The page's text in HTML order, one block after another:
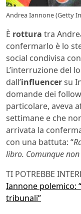
Andrea Iannone (Getty
È rottura tra
confermarlo è lo
social condivisa
L’interruzione del
dall’influencersu
domande dei
particolare, aveva
settimane e che
arrivata la
con una battuta: “
libro. Comunque
TI POTREBBE
Iannone polemico:
tribunali”